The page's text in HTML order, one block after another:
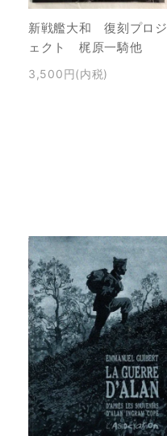
新戦艦大和 復刻プロジ
ェクト 梶原一騎他
3,500円(内税)